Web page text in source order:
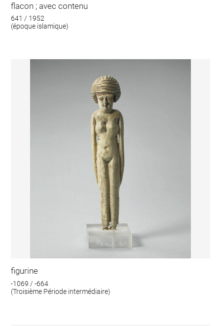
flacon ; avec contenu
641 / 1952
(époque islamique)
figurine
-1069 / -664
(Troisième Période intermédiaire)